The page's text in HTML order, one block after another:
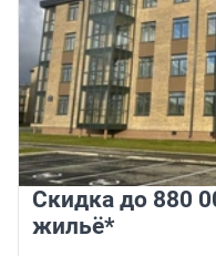
Скидка до 880
жильё*